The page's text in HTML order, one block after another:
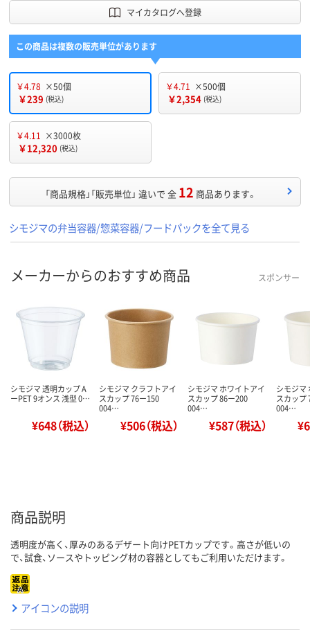
マイカタログへ登録
この商品は複数の販売単位があります
￥4.78 ×50個
￥239 (税込)
￥4.71 ×500個
￥2,354 (税込)
￥4.11 ×3000枚
￥12,320 (税込)
「商品規格」「販売単位」 違いで 全 12 商品あります。
シモジマの弁当容器/惣菜容器/フードパックを全て見る
メーカーからのおすすめ商品 スポンサー
シモジマ 透明カップ A
ーPET 9オンス 浅型 0…
¥648（税込）
シモジマ クラフトアイ
スカップ 76ー150
004…
¥506（税込）
シモジマ ホワイトアイ
スカップ 86ー200
004…
¥587（税込）
シモジマ
スカップ
004…
商品説明
透明度が高く、厚みのあるデザート向けPETカップです。高さが低いの
で、試食、ソースやトッピング材の容器としてもご利用いただけます。
アイコンの説明